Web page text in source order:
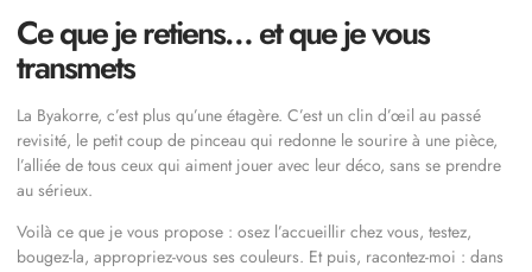
Ce que je retiens… et que je vous
transmets
La Byakorre, c’est plus qu’une étagère. C’est un clin d’œil au passé
revisité, le petit coup de pinceau qui redonne le sourire à une pièce,
l’alliée de tous ceux qui aiment jouer avec leur déco, sans se prendre
au sérieux.
Voilà ce que je vous propose : osez l’accueillir chez vous, testez,
bougez-la, appropriez-vous ses couleurs. Et puis, racontez-moi : dans